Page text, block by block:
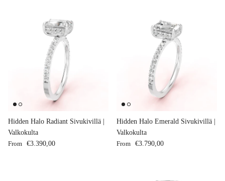
Hidden Halo Radiant Sivukivillä |
Valkokulta
Regular price
From €3.390,00
Hidden Halo Emerald Sivukivillä |
Valkokulta
Regular price
From €3.790,00